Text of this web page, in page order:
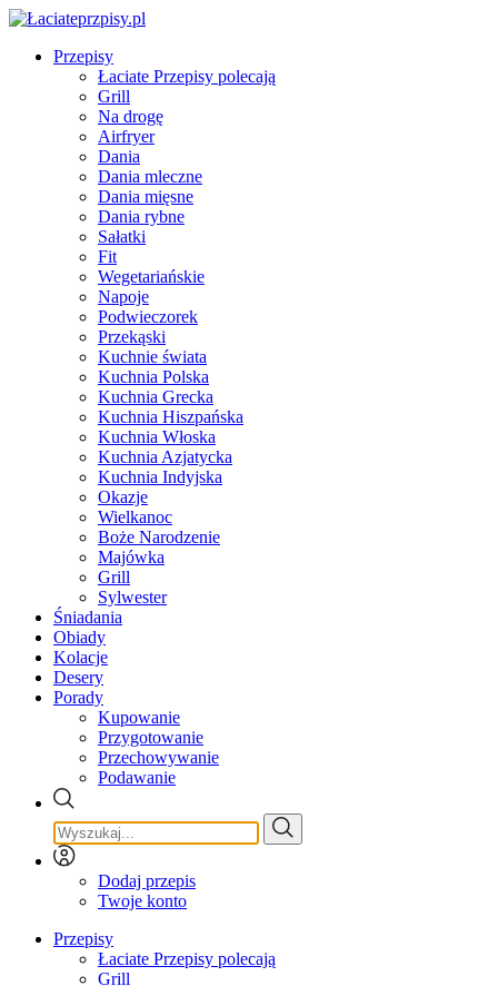
Przepisy
Łaciate Przepisy polecają
Grill
Na drogę
Airfryer
Dania
Dania mleczne
Dania mięsne
Dania rybne
Sałatki
Fit
Wegetariańskie
Napoje
Podwieczorek
Przekąski
Kuchnie świata
Kuchnia Polska
Kuchnia Grecka
Kuchnia Hiszpańska
Kuchnia Włoska
Kuchnia Azjatycka
Kuchnia Indyjska
Okazje
Wielkanoc
Boże Narodzenie
Majówka
Grill
Sylwester
Śniadania
Obiady
Kolacje
Desery
Porady
Kupowanie
Przygotowanie
Przechowywanie
Podawanie
Dodaj przepis
Twoje konto
Przepisy
Łaciate Przepisy polecają
Grill